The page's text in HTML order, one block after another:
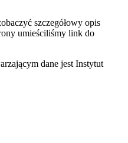
szczegółowy opis
umieściliśmy link do
dane jest Instytut